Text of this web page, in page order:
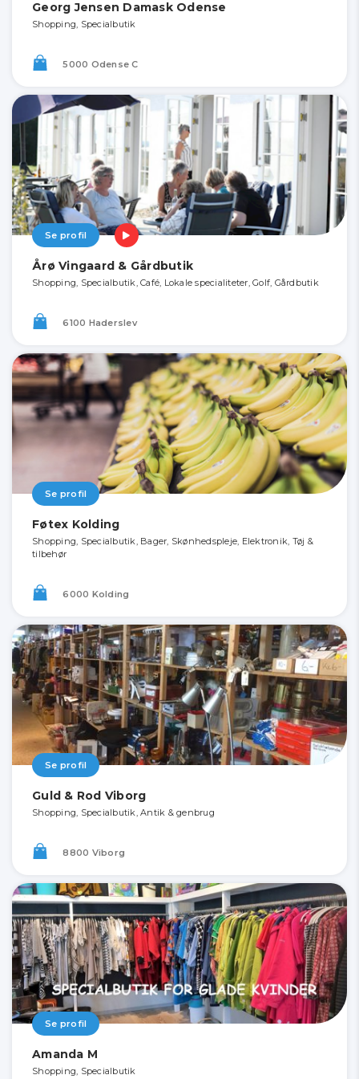
Georg Jensen Damask Odense
Shopping, Specialbutik
5000 Odense C
Se profil
Årø Vingaard & Gårdbutik
Shopping, Specialbutik, Café, Lokale specialiteter, Golf, Gårdbutik
6100 Haderslev
Se profil
Føtex Kolding
Shopping, Specialbutik, Bager, Skønhedspleje, Elektronik, Tøj &
tilbehør
6000 Kolding
Se profil
Guld & Rod Viborg
Shopping, Specialbutik, Antik & genbrug
8800 Viborg
Se profil
Amanda M
Shopping, Specialbutik